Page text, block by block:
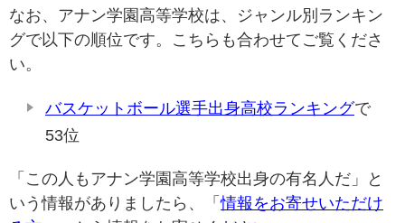
なお、アナン学園高等学校は、ジャンル別ランキン
グで以下の順位です。こちらも合わせてご覧くださ
い。
バスケットボール選手出身高校ランキングで
53位
「この人もアナン学園高等学校出身の有名人だ」と
いう情報がありましたら、「情報をお寄せいただけ